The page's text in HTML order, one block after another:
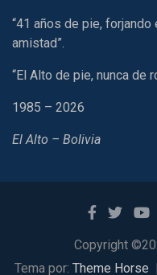
“41 años de pie,
amistad”.
“El Alto de pie, nunca de
1985 – 2026
El Alto – Bolivia
Copyright
Tema por: Theme Horse